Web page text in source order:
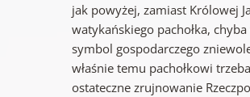
jak powyżej, zamiast Królowej
watykańskiego pachołka, chyba
symbol gospodarczego
właśnie temu pachołkowi
ostateczne zrujnowanie